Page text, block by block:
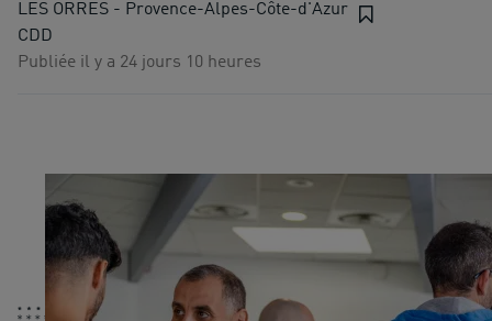
LES ORRES - Provence-Alpes-Côte-d'Azur
CDD
Publiée il y a 24 jours 10 heures